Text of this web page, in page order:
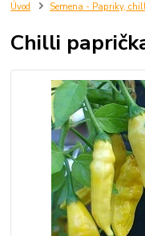
Úvod Semena - Papriky,
Chilli